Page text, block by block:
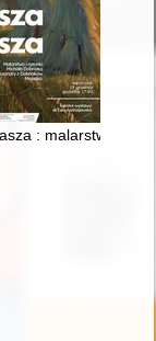
w Rokietnicy :
: malarstwo i